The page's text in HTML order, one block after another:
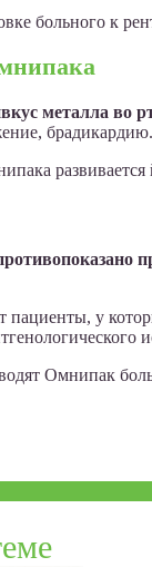
больного к
металла во
брадикардию.
у
Омнипак